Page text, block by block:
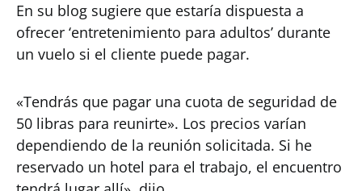
En su blog sugiere que estaría dispuesta a
ofrecer ‘entretenimiento para adultos’ durante
un vuelo si el cliente puede pagar.
«Tendrás que pagar una cuota de seguridad de
50 libras para reunirte». Los precios varían
dependiendo de la reunión solicitada. Si he
reservado un hotel para el trabajo, el encuentro